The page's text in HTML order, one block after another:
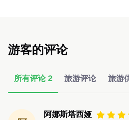
游客的评论
所有评论 2 旅游评论 旅
阿娜斯塔西娅